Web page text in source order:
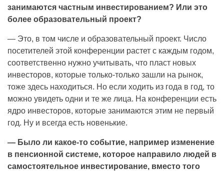
занимаются частным инвестированием? Или это
более образовательный проект?
— Это, в том числе и образовательный проект. Число
посетителей этой конференции растет с каждым годом,
соответственно нужно учитывать, что пласт новых
инвесторов, которые только-только зашли на рынок,
тоже здесь находиться. Но если ходить из года в год, то
можно увидеть одни и те же лица. На конференции есть
ядро инвесторов, которые занимаются этим не первый
год. Ну и всегда есть новенькие.
— Было ли какое-то событие, например изменение
в пенсионной системе, которое направило людей в
самостоятельное инвестирование, вместо того